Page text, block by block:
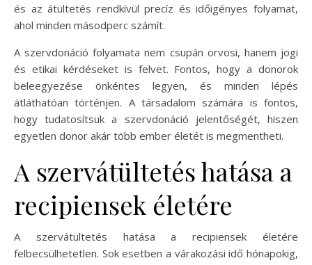
és az átültetés rendkívül precíz és időigényes folyamat,
ahol minden másodperc számít.
A szervdonáció folyamata nem csupán orvosi, hanem jogi
és etikai kérdéseket is felvet. Fontos, hogy a donorok
beleegyezése önkéntes legyen, és minden lépés
átláthatóan történjen. A társadalom számára is fontos,
hogy tudatosítsuk a szervdonáció jelentőségét, hiszen
egyetlen donor akár több ember életét is megmentheti.
A szervátültetés hatása a
recipiensek életére
A szervátültetés hatása a recipiensek életére
felbecsülhetetlen. Sok esetben a várakozási idő hónapokig,